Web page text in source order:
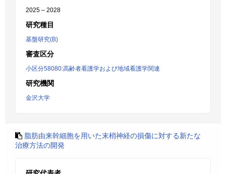
2025 – 2028
研究種目
基盤研究(B)
審査区分
小区分58080:高齢者看護学および地域看護学関連
研究機関
金沢大学
脂肪由来幹細胞を用いた末梢神経の損傷に対する新たな
治療方法の開発